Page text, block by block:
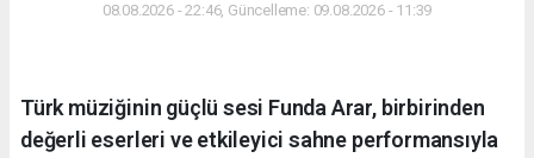
08.08.2026 - 22:46, Güncelleme: 09.08.2026 - 11:39
Türk müziğinin güçlü sesi Funda Arar, birbirinden
değerli eserleri ve etkileyici sahne performansıyla